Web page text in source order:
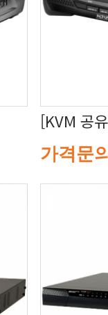
[KVM 공
가격문